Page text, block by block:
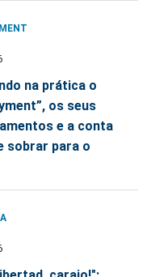
na prática o
os seus
e a conta
sobrar para o